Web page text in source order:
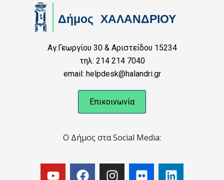
Αγ.Γεωργίου 30 & Αριστείδου 15234
τηλ: 214 214 7040
email: helpdesk@halandri.gr
Επικοινωνία
Ο Δήμος στα Social Media: